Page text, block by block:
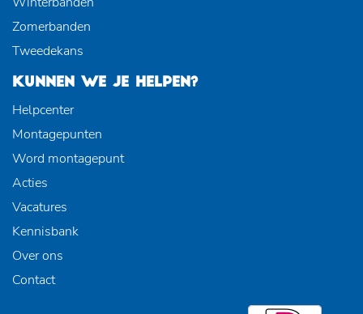
Zomerbanden
Tweedekans
KUNNEN WE JE HELPEN?
Helpcenter
Montagepunten
Word montagepunt
Acties
Vacatures
Kennisbank
Over ons
Contact